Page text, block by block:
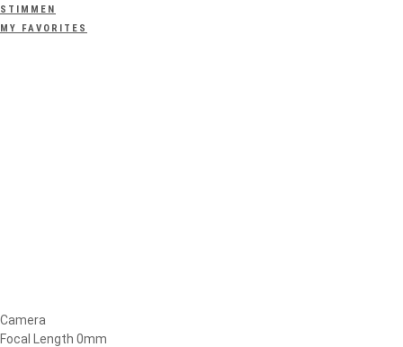
STIMMEN
MY FAVORITES
Camera
Focal Length 0mm